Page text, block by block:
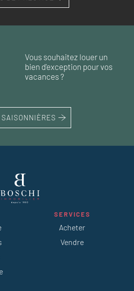
€
Vous souhaitez louer un
bien d'exception pour vos
vacances ?
SERVICES
Acheter
Vendre